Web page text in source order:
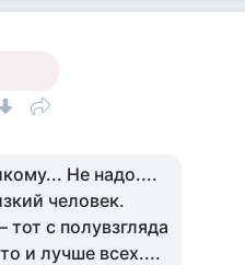
Не надо....
человек.
с полувзгляда
и лучше всех....